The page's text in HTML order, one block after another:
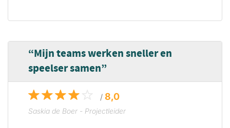
Mijn teams werken sneller en
speelser samen
/ 8,0
Saskia de Boer - Projectleider